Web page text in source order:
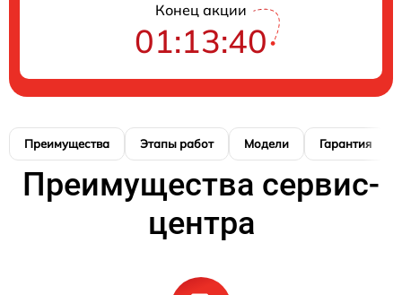
Конец акции
01:13:39
Преимущества Этапы работ Модели Гарантия
Преимущества сервис-
центра